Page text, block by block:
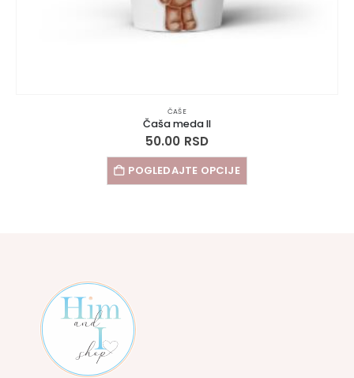
ČAŠE
Čaša meda II
50.00 RSD
POGLEDAJTE OPCIJE